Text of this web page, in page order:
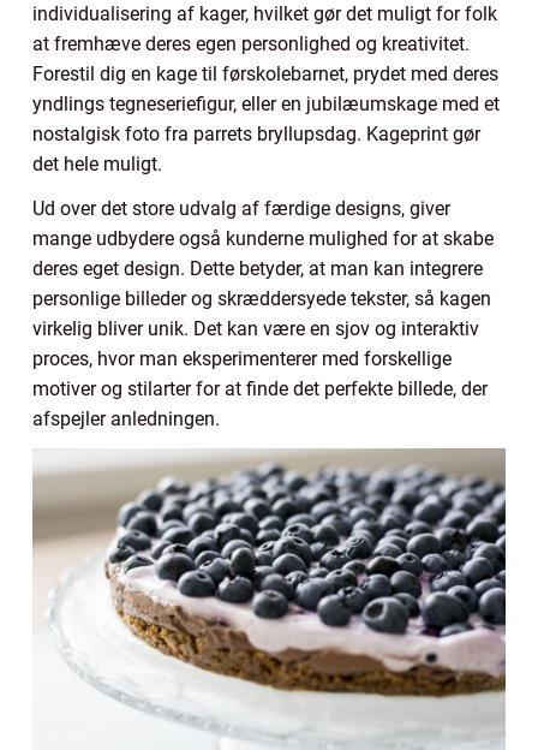
individualisering af kager, hvilket gør det muligt for folk
at fremhæve deres egen personlighed og kreativitet.
Forestil dig en kage til førskolebarnet, prydet med deres
yndlings tegneseriefigur, eller en jubilæumskage med et
nostalgisk foto fra parrets bryllupsdag. Kageprint gør
det hele muligt.
Ud over det store udvalg af færdige designs, giver
mange udbydere også kunderne mulighed for at skabe
deres eget design. Dette betyder, at man kan integrere
personlige billeder og skræddersyede tekster, så kagen
virkelig bliver unik. Det kan være en sjov og interaktiv
proces, hvor man eksperimenterer med forskellige
motiver og stilarter for at finde det perfekte billede, der
afspejler anledningen.